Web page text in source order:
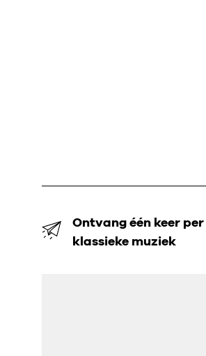
Ontvang één keer
klassieke muziek